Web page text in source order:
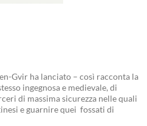
Gvir ha lanciato – così racconta la
ingegnosa e medievale, di
di massima sicurezza nelle quali
e guarnire quei fossati di